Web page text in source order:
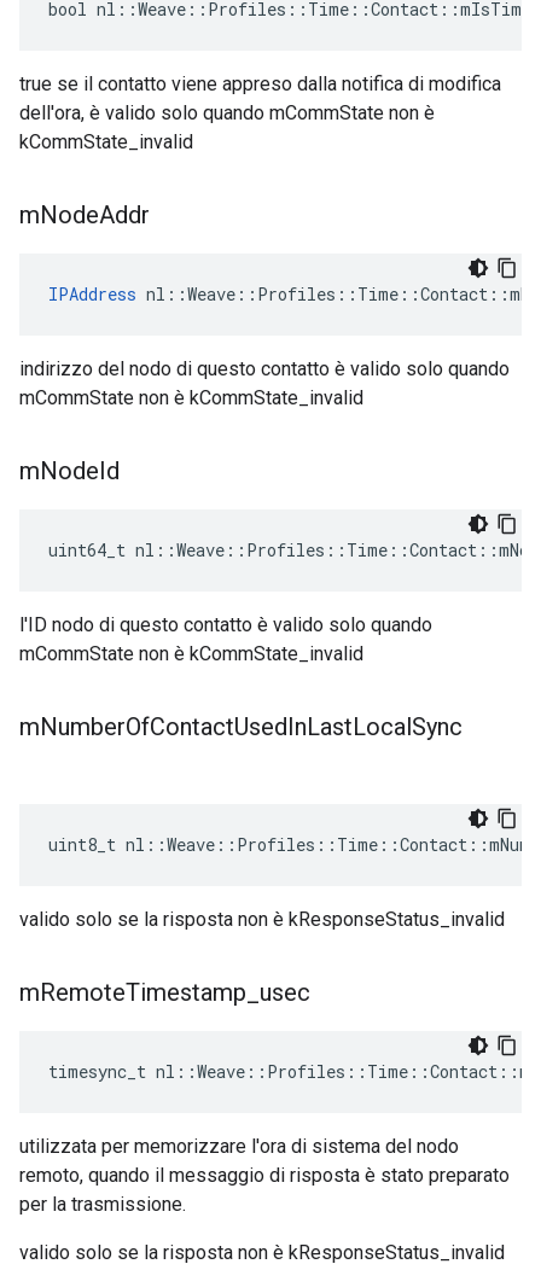
bool
true se il contatto viene appreso dalla notifica di modifica
dell'ora, è valido solo quando mCommState non è
kCommState_invalid
mNodeAddr
IPAddress
indirizzo del nodo di questo contatto è valido solo quando
mCommState non è kCommState_invalid
mNodeId
uint64_t
l'ID nodo di questo contatto è valido solo quando
mCommState non è kCommState_invalid
mNumberOfContactUsedInLastLocalSync
uint8_t
valido solo se la risposta non è kResponseStatus_invalid
mRemoteTimestamp usec
timesync_t
utilizzata per memorizzare l'ora di sistema del nodo
remoto, quando il messaggio di risposta è stato preparato
per la trasmissione.
valido solo se la risposta non è kResponseStatus_invalid